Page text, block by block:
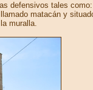
defensivos tales
matacán y
muralla.